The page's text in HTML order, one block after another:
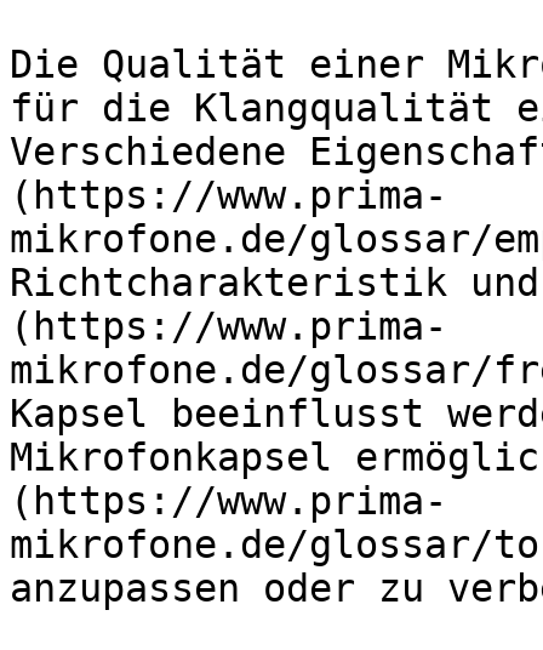
Die Qualität einer
für die Klangqualität
Verschiedene
(https://www.prima-
mikrofone.de/glossar/
Richtcharakteristik und
(https://www.prima-
mikrofone.de/glossar/
Kapsel beeinflusst
Mikrofonkapsel
(https://www.prima-
mikrofone.de/glossar/
anzupassen oder zu